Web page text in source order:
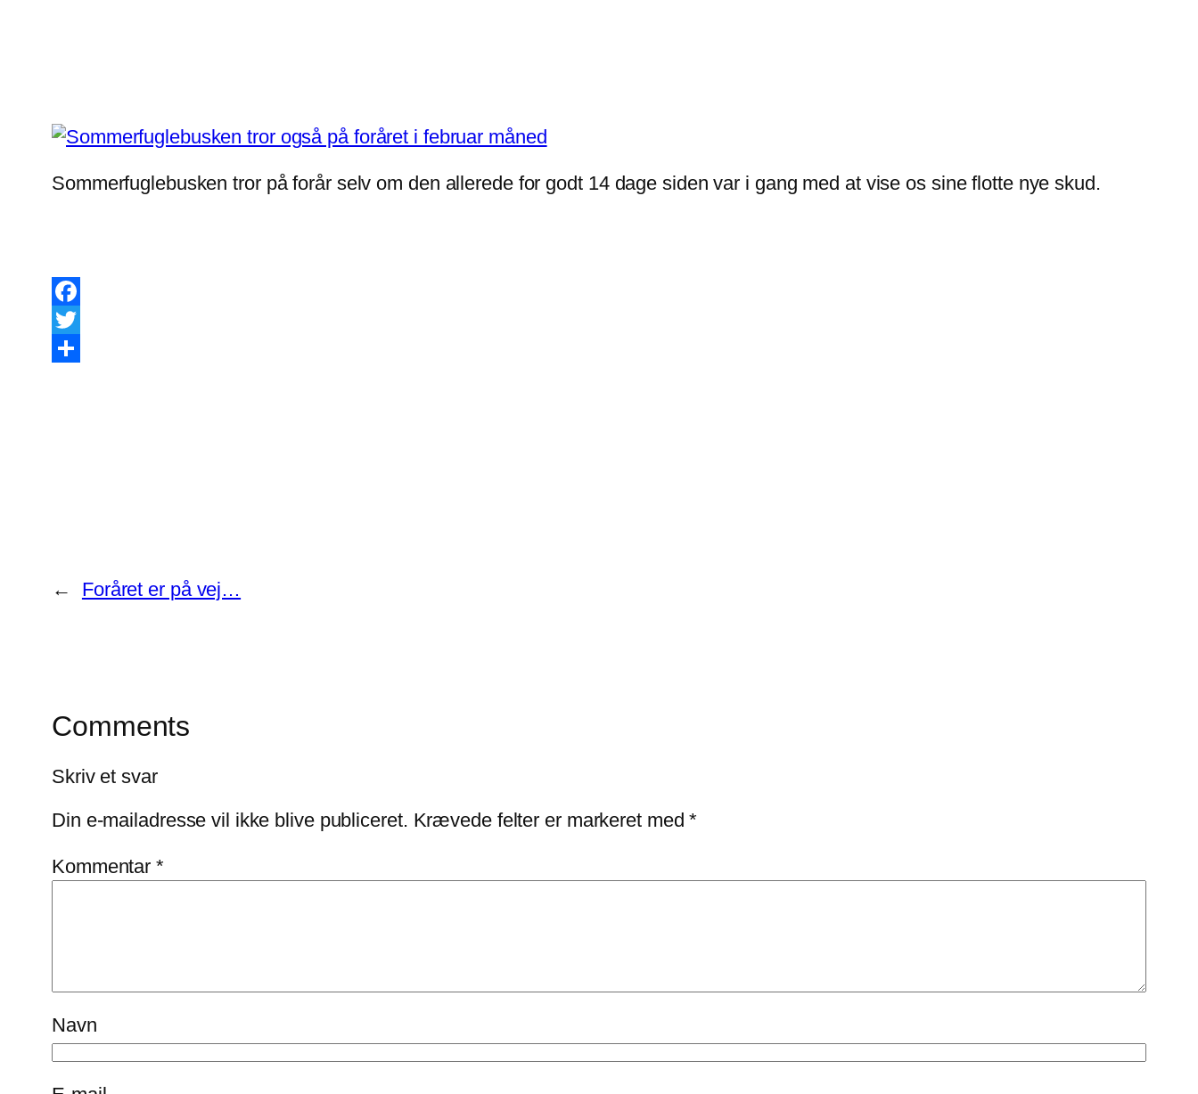
Sommerfuglebusken tror på forår selv om den allerede for godt 14 dage siden var i gang med at vise os sine flotte nye skud.
Facebook
Twitter
← Foråret er på vej…
Comments
Skriv et svar
Din e-mailadresse vil ikke blive publiceret. Krævede felter er markeret med*
Kommentar*
Navn